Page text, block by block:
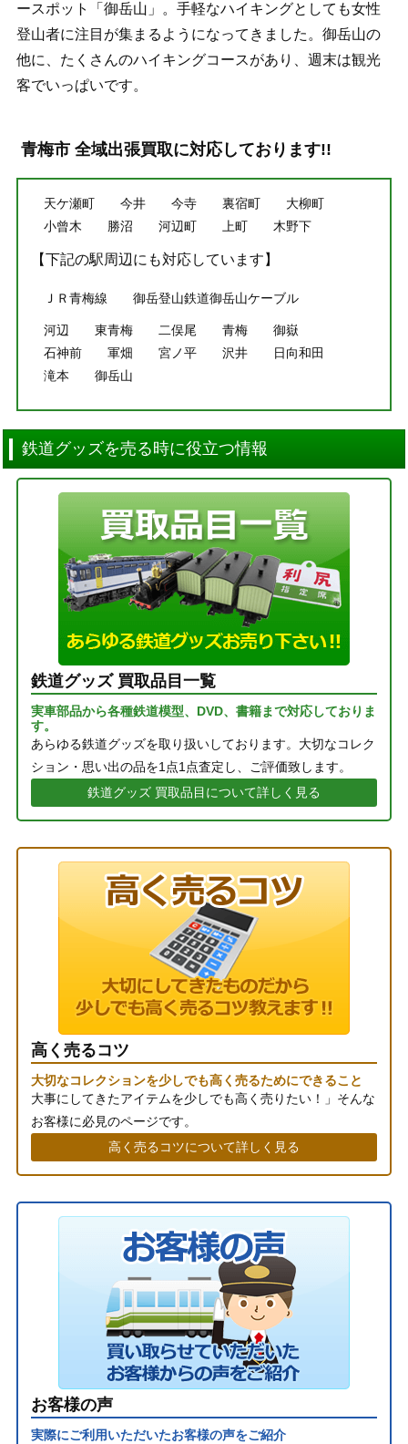
ースポット「御岳山」。手軽なハイキングとしても女性
登山者に注目が集まるようになってきました。御岳山の
他に、たくさんのハイキングコースがあり、週末は観光
客でいっぱいです。
青梅市 全域出張買取に対応しております!!
天ケ瀬町 今井 今寺 裏宿町
大柳町
小曾木
勝沼 河辺町 上町 木野下
【下記の駅周辺にも対応しています】
ＪＲ青梅線 御岳登山鉄道御岳山ケーブル
河辺 東青梅 二俣尾 青梅
御嶽
石神前
軍畑 宮ノ平 沢井
日向和田
滝本
御岳山
鉄道グッズを売る時に役立つ情報
鉄道グッズ 買取品目一覧
実車部品から各種鉄道模型、DVD、書籍まで対応しておりま
す。
あらゆる鉄道グッズを取り扱いしております。大切なコレク
ション・思い出の品を1点1点査定し、ご評価致します。
鉄道グッズ 買取品目について詳しく見る
高く売るコツ
大切なコレクションを少しでも高く売るためにできること
大事にしてきたアイテムを少しでも高く売りたい！」そんな
お客様に必見のページです。
高く売るコツについて詳しく見る
お客様の声
実際にご利用いただいたお客様の声をご紹介